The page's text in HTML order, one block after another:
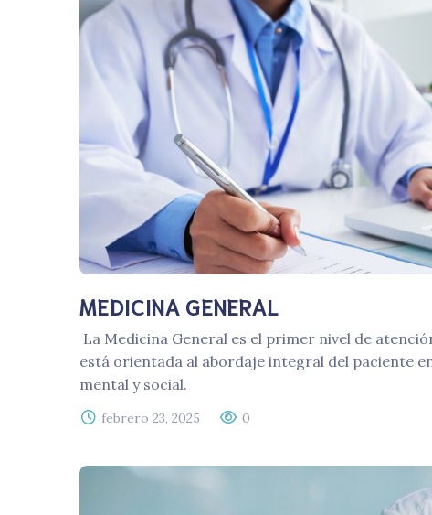
MEDICINA GENERAL
La Medicina General es el primer nivel de
está orientada al abordaje integral del paciente
mental y social.
febrero 23, 2025 0